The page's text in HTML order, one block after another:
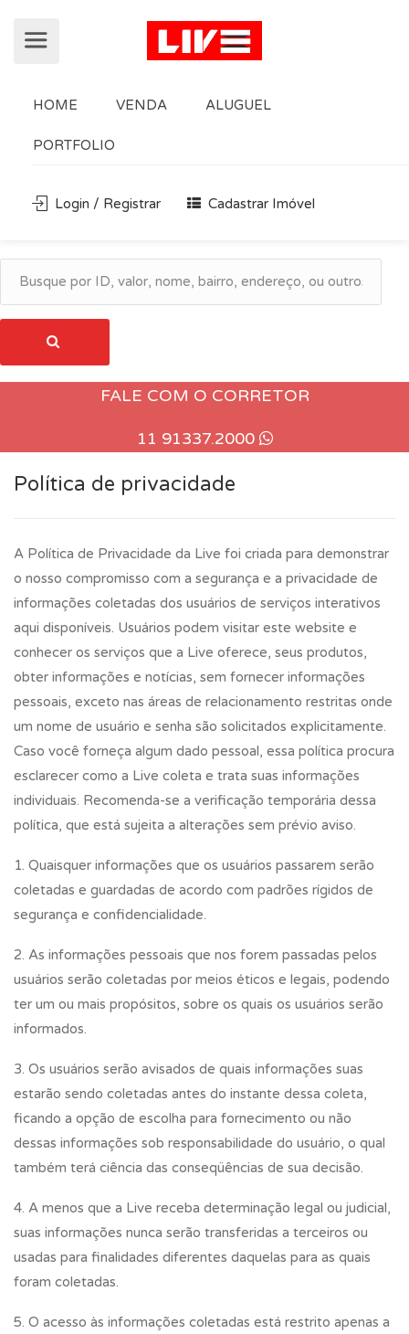
HOME VENDA ALUGUEL
PORTFOLIO
Login / Registrar Cadastrar Imóvel
FALE COM O CORRETOR
11 91337.2000
Política de privacidade
A Política de Privacidade da Live foi criada para demonstrar
o nosso compromisso com a segurança e a privacidade de
informações coletadas dos usuários de serviços interativos
aqui disponíveis. Usuários podem visitar este website e
conhecer os serviços que a Live oferece, seus produtos,
obter informações e notícias, sem fornecer informações
pessoais, exceto nas áreas de relacionamento restritas onde
um nome de usuário e senha são solicitados explicitamente.
Caso você forneça algum dado pessoal, essa política procura
esclarecer como a Live coleta e trata suas informações
individuais. Recomenda-se a verificação temporária dessa
política, que está sujeita a alterações sem prévio aviso.
1. Quaisquer informações que os usuários passarem serão
coletadas e guardadas de acordo com padrões rígidos de
segurança e confidencialidade.
2. As informações pessoais que nos forem passadas pelos
usuários serão coletadas por meios éticos e legais, podendo
ter um ou mais propósitos, sobre os quais os usuários serão
informados.
3. Os usuários serão avisados de quais informações suas
estarão sendo coletadas antes do instante dessa coleta,
ficando a opção de escolha para fornecimento ou não
dessas informações sob responsabilidade do usuário, o qual
também terá ciência das conseqüências de sua decisão.
4. A menos que a Live receba determinação legal ou judicial,
suas informações nunca serão transferidas a terceiros ou
usadas para finalidades diferentes daquelas para as quais
foram coletadas.
5. O acesso às informações coletadas está restrito apenas a